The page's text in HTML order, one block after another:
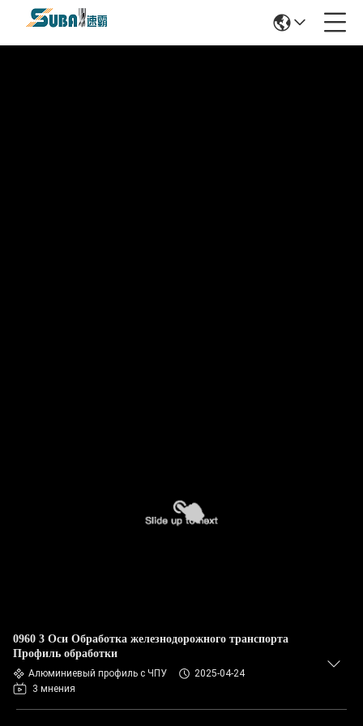
0960 3 Оси Обработка железнодорожного транспорта
Профиль обработки
Алюминиевый профиль с ЧПУ
2025-04-24
3 мнения